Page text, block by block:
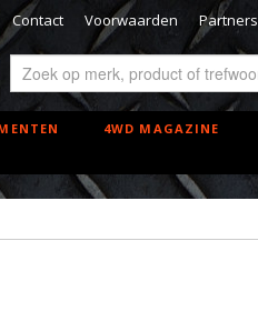
Contact Voorwaarden Partners
4WD MAGAZINE